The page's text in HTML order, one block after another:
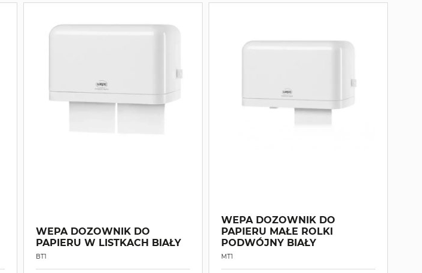
WEPA DOZOWNIK DO
PAPIERU W LISTKACH BIAŁY
BT1
WEPA DOZOWNIK DO
PAPIERU MAŁE ROLKI
PODWÓJNY BIAŁY
MT1